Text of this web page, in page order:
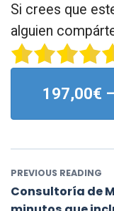
Si crees que
alguien
197,00€
PREVIOUS READING
Consultoría de